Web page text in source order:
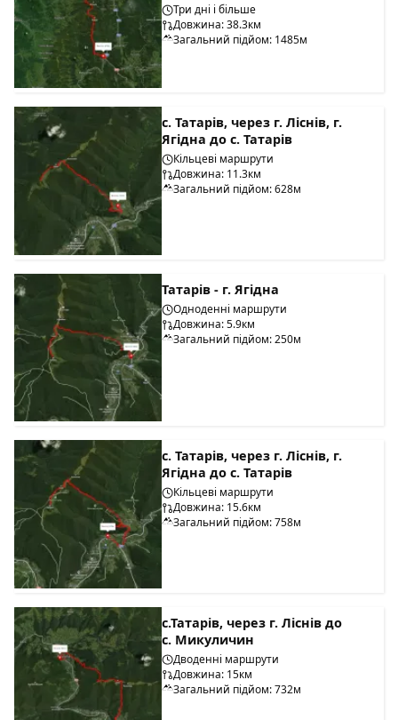
Три дні і більше
Довжина: 38.3км
Загальний підйом: 1485м
с. Татарів, через г. Ліснів, г.
Ягідна до с. Татарів
Кільцеві маршрути
Довжина: 11.3км
Загальний підйом: 628м
Татарів - г. Ягідна
Одноденні маршрути
Довжина: 5.9км
Загальний підйом: 250м
с. Татарів, через г. Ліснів, г.
Ягідна до с. Татарів
Кільцеві маршрути
Довжина: 15.6км
Загальний підйом: 758м
с.Татарів, через г. Ліснів до
с. Микуличин
Дводенні маршрути
Довжина: 15км
Загальний підйом: 732м